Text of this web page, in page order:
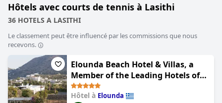
Hôtels avec courts de tennis à Lasithi
36 HOTELS A LASITHI
Le classement peut être influencé par les commissions que nous
recevons.
Elounda Beach Hotel & Villas, a
Member of the Leading Hotels of
the World
Hôtel à Elounda